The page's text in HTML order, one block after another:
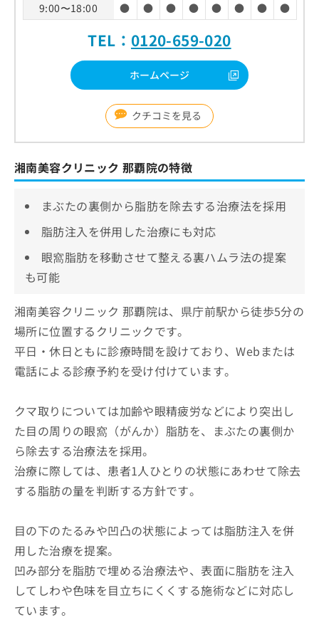
9:00〜18:00
● ● ● ● ● ● ● ●
TEL： 0120-659-020
ホームページ
クチコミを見る
湘南美容クリニック 那覇院の特徴
まぶたの裏側から脂肪を除去する治療法を採用
脂肪注入を併用した治療にも対応
眼窩脂肪を移動させて整える裏ハムラ法の提案
も可能
湘南美容クリニック 那覇院は、県庁前駅から徒歩5分の
場所に位置するクリニックです。
平日・休日ともに診療時間を設けており、Webまたは
電話による診療予約を受け付けています。
クマ取りについては加齢や眼精疲労などにより突出し
た目の周りの眼窩（がんか）脂肪を、まぶたの裏側か
ら除去する治療法を採用。
治療に際しては、患者1人ひとりの状態にあわせて除去
する脂肪の量を判断する方針です。
目の下のたるみや凹凸の状態によっては脂肪注入を併
用した治療を提案。
凹み部分を脂肪で埋める治療法や、表面に脂肪を注入
してしわや色味を目立ちにくくする施術などに対応し
ています。